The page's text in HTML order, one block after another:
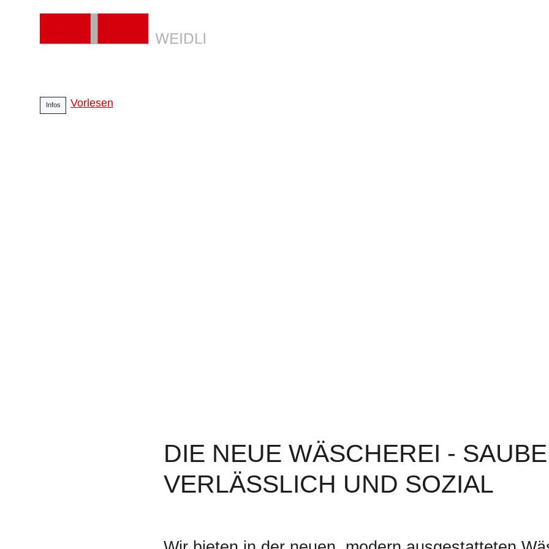
Infos Vorlesen
DIE NEUE WÄSCHEREI -
VERLÄSSLICH UND SOZIAL